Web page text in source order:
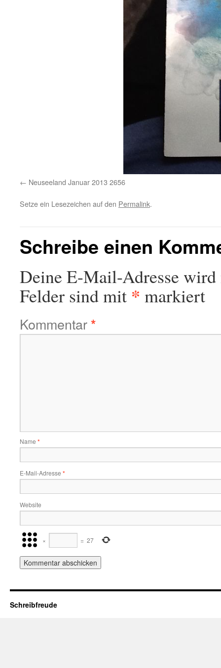
Neuseeland Januar 2013 2656
Setze ein Lesezeichen auf den Permalink.
Schreibe einen
Deine E-Mail-Adresse
Felder sind mit * markiert
Kommentar*
Name *
E-Mail-Adresse *
Website
× = 27
Schreibfreude